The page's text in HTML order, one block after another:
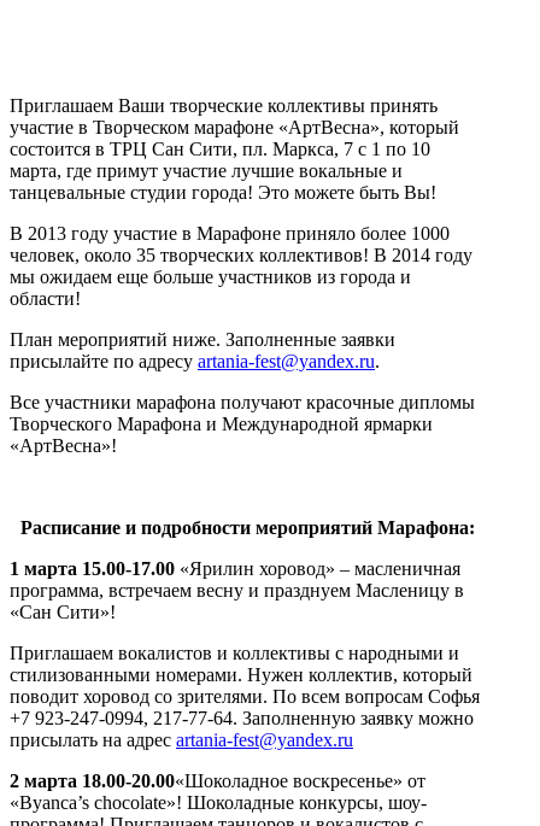
Приглашаем Ваши творческие коллективы принять
участие в Творческом марафоне «АртВесна», который
состоится в ТРЦ Сан Сити, пл. Маркса, 7 с 1 по 10
марта, где примут участие лучшие вокальные и
танцевальные студии города! Это можете быть Вы!
В 2013 году участие в Марафоне приняло более 1000
человек, около 35 творческих коллективов! В 2014 году
мы ожидаем еще больше участников из города и
области!
План мероприятий ниже. Заполненные заявки
присылайте по адресу artania-fest@yandex.ru.
Все участники марафона получают красочные дипломы
Творческого Марафона и Международной ярмарки
«АртВесна»!
Расписание и подробности мероприятий Марафона:
1 марта 15.00-17.00 «Ярилин хоровод» – масленичная
программа, встречаем весну и празднуем Масленицу в
«Сан Сити»!
Приглашаем вокалистов и коллективы с народными и
стилизованными номерами. Нужен коллектив, который
поводит хоровод со зрителями. По всем вопросам Софья
+7 923-247-0994, 217-77-64. Заполненную заявку можно
присылать на адрес artania-fest@yandex.ru
2 марта 18.00-20.00«Шоколадное воскресенье» от
«Byanca’s chocolate»! Шоколадные конкурсы, шоу-